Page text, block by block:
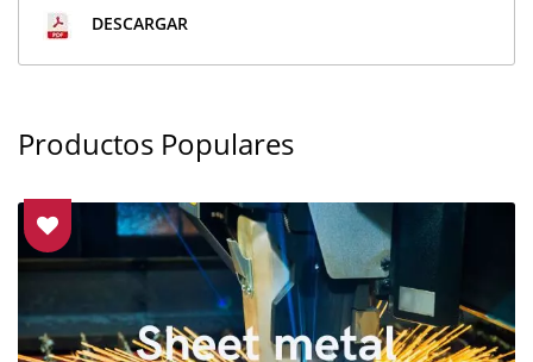
DESCARGAR
Productos Populares